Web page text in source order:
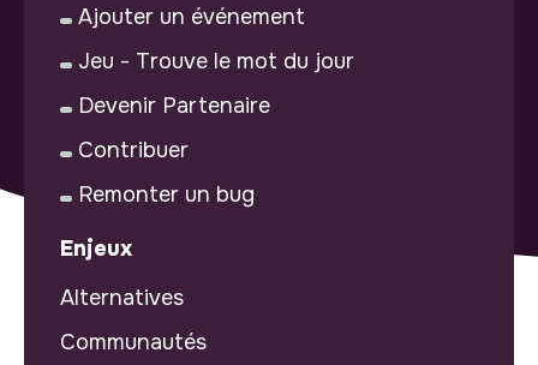
Ajouter un événement
Jeu - Trouve le mot du jour
Devenir Partenaire
Contribuer
Remonter un bug
Enjeux
Alternatives
Communautés